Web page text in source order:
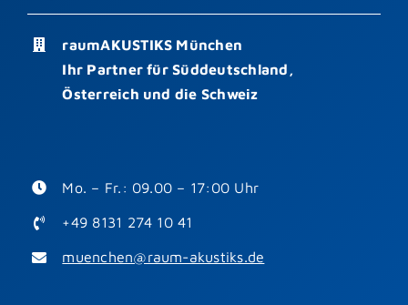
raumAKUSTIKS München
Ihr Partner für Süddeutschland,
Österreich und die Schweiz
Mo. – Fr.: 09.00 – 17:00 Uhr
+49 8131 274 10 41
muenchen@raum-akustiks.de